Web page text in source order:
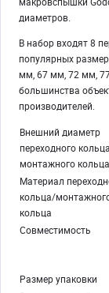
диаметров.
В набор входят 8
популярных
мм, 67 мм, 72 мм,
большинства
производителей.
Внешний диаметр
переходного
монтажного кольца
Материал
кольца/
кольца
Совместимость
Размер упаковки